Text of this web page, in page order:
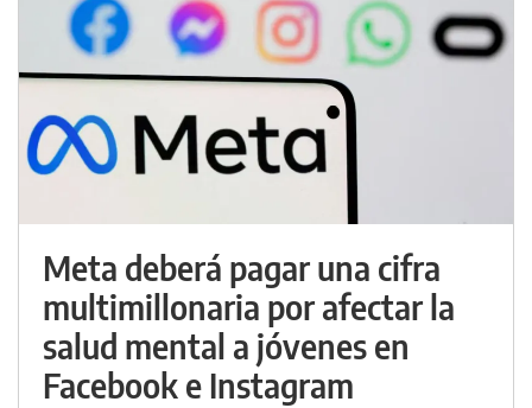
Meta deberá pagar una cifra
multimillonaria por afectar la
salud mental a jóvenes en
Facebook e Instagram